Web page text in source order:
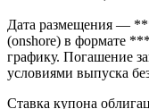
HY (от B- до BBB)
Spread,Cbonds-CBI
CBI RU 1-3Y
(onshore) в формате